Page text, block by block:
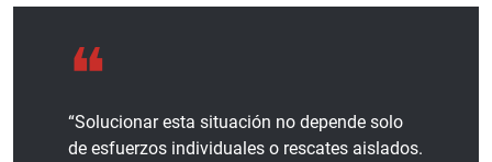
“Solucionar esta situación no depende solo
de esfuerzos individuales o rescates aislados.